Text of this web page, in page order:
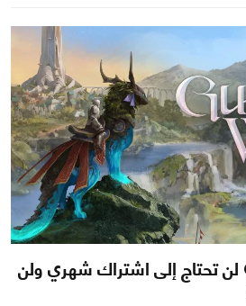
لعبة Guild Wars 3 لن تحتاج إلى اشتراك شهري ولن